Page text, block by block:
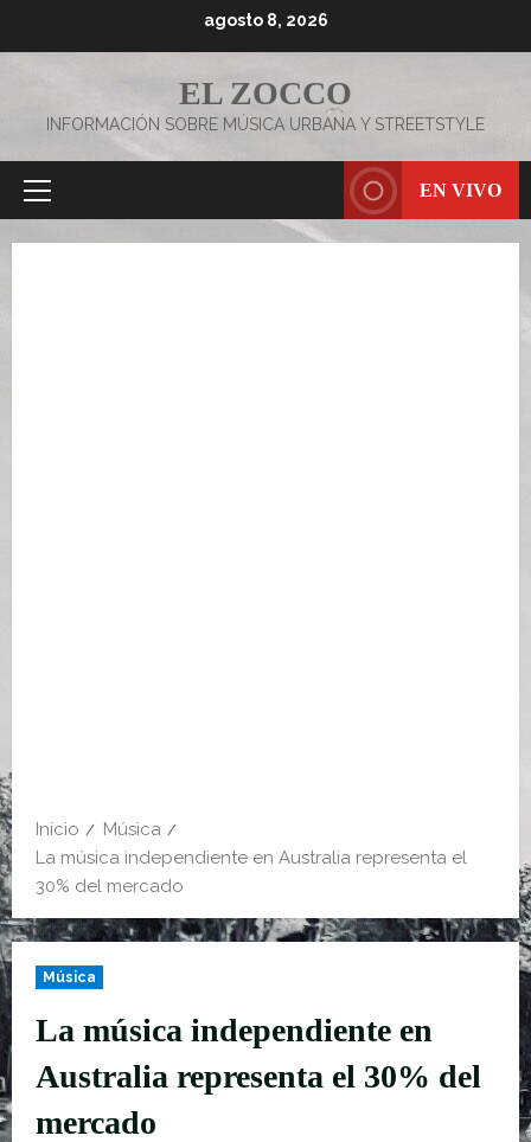
agosto 8, 2026
EL ZOCCO
INFORMACIÓN SOBRE MÚSICA URBANA Y STREETSTYLE
Menú
EN VIVO
Inicio
Música
La música independiente en Australia representa el
30% del mercado
Música
La música independiente en
Australia representa el 30% del
mercado